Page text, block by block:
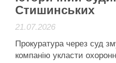
Стишинських
21.07.2026
Прокуратура через суд
компанію укласти